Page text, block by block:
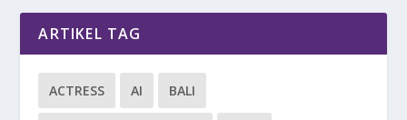
ARTIKEL TAG
ACTRESS AI BALI